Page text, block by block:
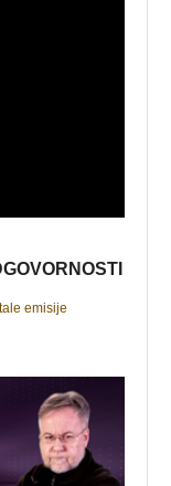
emisije